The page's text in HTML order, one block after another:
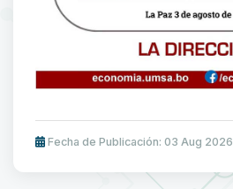
Fecha de Publicación: 03 Aug 2026